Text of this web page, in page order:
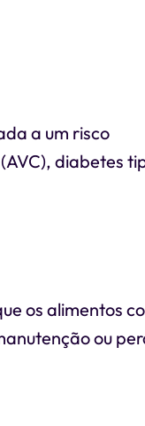
a um risco
diabetes
os alimentos
ou